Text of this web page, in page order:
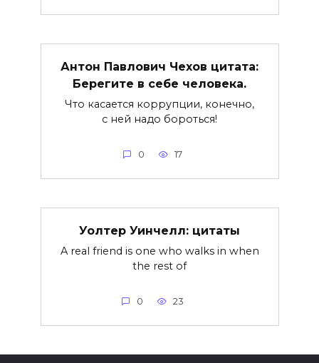
Антон Павлович Чехов цитата:
Берегите в себе человека.
Что касается коррупции, конечно,
с ней надо бороться!
0 17
Уолтер Уинчелл: цитаты
A real friend is one who walks in when
the rest of
0 23